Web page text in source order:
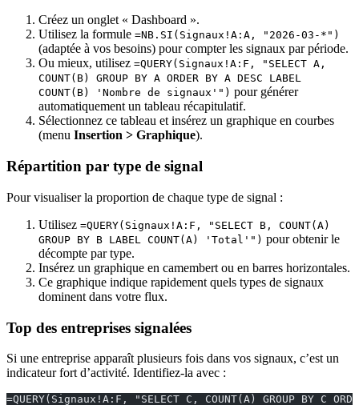
Créez un onglet « Dashboard ».
Utilisez la formule =NB.SI(Signaux!A:A, "2026-03-*")
(adaptée à vos besoins) pour compter les signaux par période.
Ou mieux, utilisez =QUERY(Signaux!A:F, "SELECT A,
COUNT(B) GROUP BY A ORDER BY A DESC LABEL
COUNT(B) 'Nombre de signaux'") pour générer
automatiquement un tableau récapitulatif.
Sélectionnez ce tableau et insérez un graphique en courbes
(menu Insertion > Graphique).
Répartition par type de signal
Pour visualiser la proportion de chaque type de signal :
Utilisez =QUERY(Signaux!A:F, "SELECT B, COUNT(A)
GROUP BY B LABEL COUNT(A) 'Total'") pour obtenir le
décompte par type.
Insérez un graphique en camembert ou en barres horizontales.
Ce graphique indique rapidement quels types de signaux
dominent dans votre flux.
Top des entreprises signalées
Si une entreprise apparaît plusieurs fois dans vos signaux, c’est un
indicateur fort d’activité. Identifiez-la avec :
=QUERY(Signaux!A:F, "SELECT C, COUNT(A) GROUP BY C